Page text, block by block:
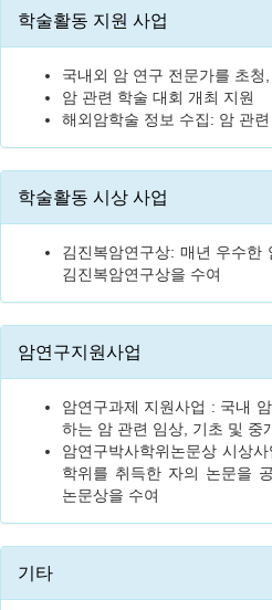
학술활동 지원 사업
국내외 암 연구 전문가를 초청
암 관련 학술 대회 개최 지원
해외암학술 정보 수집: 암 관
학술활동 시상 사업
김진복암연구상: 매년 우수한
김진복암연구상을 수여
암연구지원사업
암연구과제 지원사업 : 국내
하는 암 관련 임상, 기초 및 중
암연구박사학위논문상 시상
학위를 취득한 자의 논문을
논문상을 수여
기타